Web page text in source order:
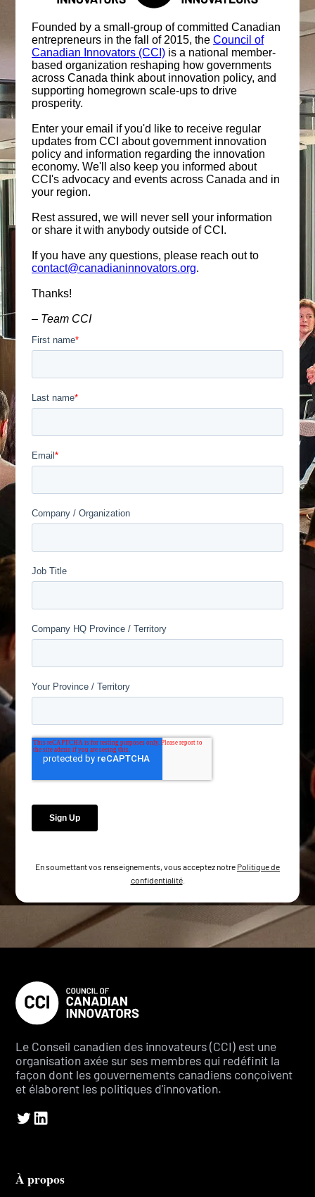
En soumettant vos renseignements, vous acceptez notre Politique de
confidentialité.
Le Conseil canadien des innovateurs (CCI) est une
organisation axée sur ses membres qui redéfinit la
façon dont les gouvernements canadiens conçoivent
et élaborent les politiques d'innovation.
À propos